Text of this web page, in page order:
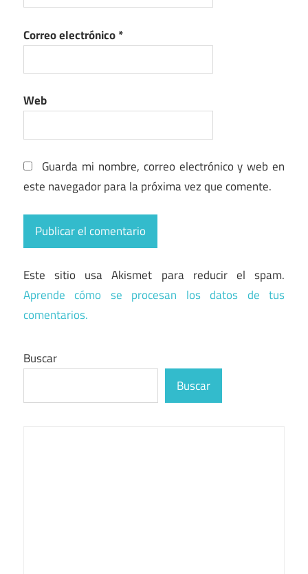
Correo electrónico*
Web
Guarda mi nombre, correo electrónico y web en
este navegador para la próxima vez que comente.
Este sitio usa Akismet para reducir el spam.
Aprende cómo se procesan los datos de tus
comentarios.
Buscar
Buscar